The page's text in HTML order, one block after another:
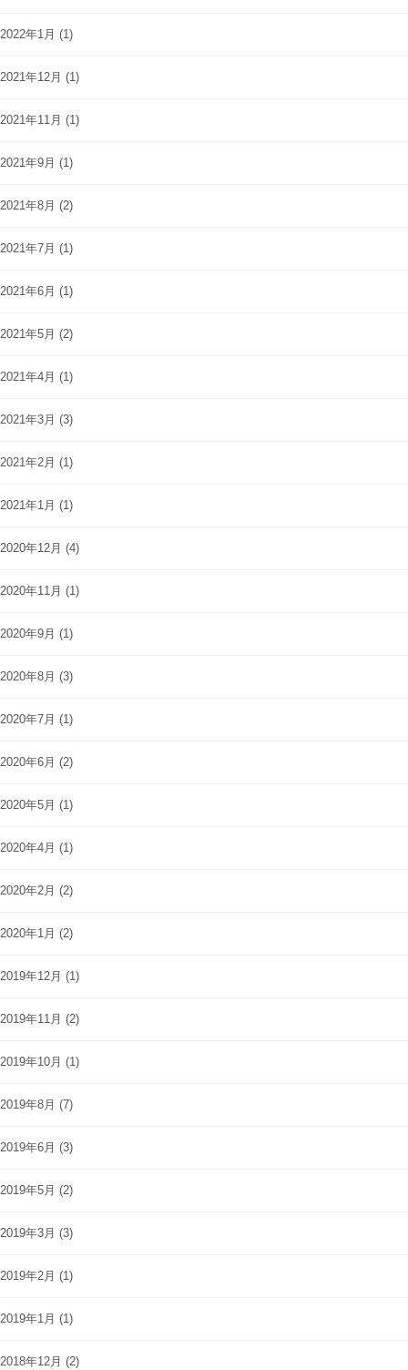
2022年1月 (1)
2021年12月 (1)
2021年11月 (1)
2021年9月 (1)
2021年8月 (2)
2021年7月 (1)
2021年6月 (1)
2021年5月 (2)
2021年4月 (1)
2021年3月 (3)
2021年2月 (1)
2021年1月 (1)
2020年12月 (4)
2020年11月 (1)
2020年9月 (1)
2020年8月 (3)
2020年7月 (1)
2020年6月 (2)
2020年5月 (1)
2020年4月 (1)
2020年2月 (2)
2020年1月 (2)
2019年12月 (1)
2019年11月 (2)
2019年10月 (1)
2019年8月 (7)
2019年6月 (3)
2019年5月 (2)
2019年3月 (3)
2019年2月 (1)
2019年1月 (1)
2018年12月 (2)